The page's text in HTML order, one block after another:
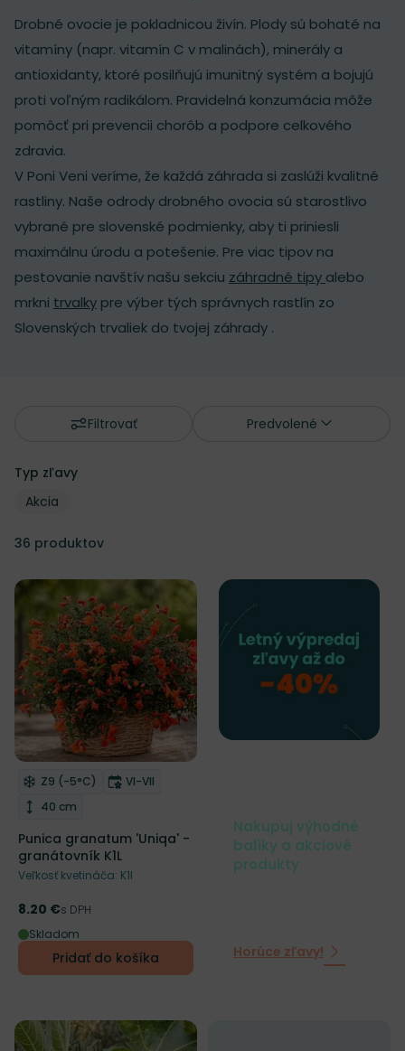
Drobné ovocie je pokladnicou živín. Plody sú bohaté na
vitamíny (napr. vitamín C v malinách), minerály a
antioxidanty, ktoré posilňujú imunitný systém a bojujú
proti voľným radikálom. Pravidelná konzumácia môže
pomôcť pri prevencii chorôb a podpore celkového
zdravia.
V Poni Veni veríme, že každá záhrada si zaslúži kvalitné
rastliny. Naše odrody drobného ovocia sú starostlivo
vybrané pre slovenské podmienky, aby ti priniesli
maximálnu úrodu a potešenie. Pre viac tipov na
pestovanie navštív našu sekciu záhradné tipy alebo
mrkni trvalky pre výber tých správnych rastlín zo
Slovenských trvaliek do tvojej záhrady .
Filtrovať Predvolené
Typ zľavy
Typ zľavy
Typ zľavy
Akcia
36 produktov
Plantarium
Odober do zoznamu želaní
Mrazuvzdornosť
Z9 (-5°C) Doba kvitnutia
VI-VII
Výška rastliny
40 cm
Punica granatum 'Uniqa' -
granátovník K1L
Veľkosť kvetináča: K1l
Cena
8.20 €s DPH
Skladom
Pridať do košíka
Nakupuj výhodné
balíky a akciové
produkty
Horúce zľavy!